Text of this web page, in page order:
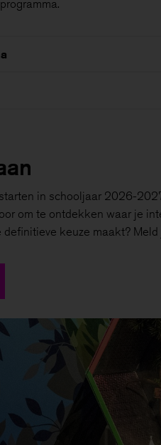
in schooljaar 2026-
om te ontdekken waar je
definitieve keuze maakt?